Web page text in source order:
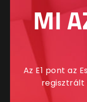
MI
Az E1 pont az
regisztrált